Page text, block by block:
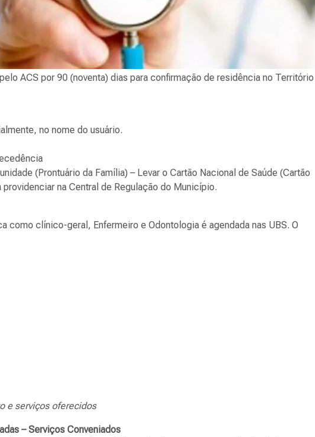
ACS por 90 (noventa) dias para confirmação de residência no Território
no nome do usuário.
(Prontuário da Família) – Levar o Cartão Nacional de Saúde (Cartão
providenciar na Central de Regulação do Município.
como clínico-geral, Enfermeiro e Odontologia é agendada nas UBS. O
e serviços oferecidos
– Serviços Conveniados